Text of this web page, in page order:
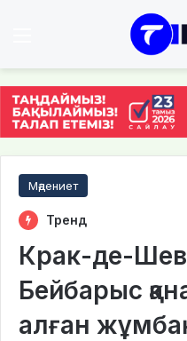
Мәдениет
Тренд
Крак-де-
Бейбарыс
алған жұмбақ